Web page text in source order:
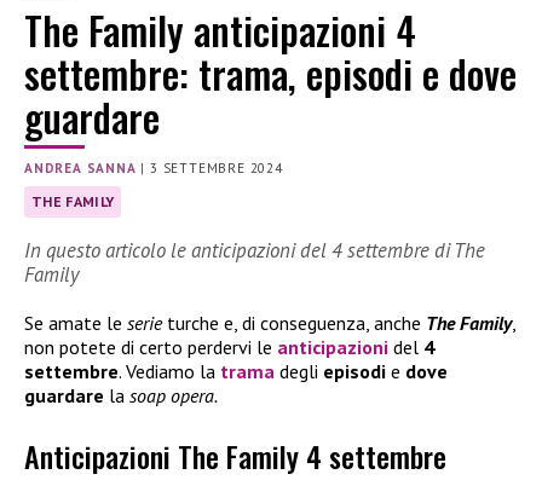
The Family anticipazioni 4
settembre: trama, episodi e dove
guardare
ANDREA SANNA |3 SETTEMBRE 2024
THE FAMILY
In questo articolo le anticipazioni del 4 settembre di The
Family
Se amate le serieturche e, di conseguenza, anche The Family,
non potete di certo perdervi le anticipazioni del 4
settembre. Vediamo la trama degli episodi e dove
guardare la soap opera.
Anticipazioni The Family 4 settembre